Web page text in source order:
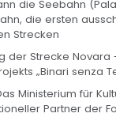
die Seebahn
die ersten
Strecken
der Strecke
„Binari senza
Ministerium für
Partner der